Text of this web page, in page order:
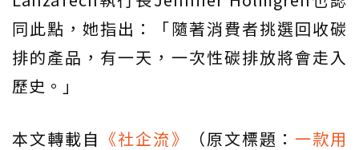
同此點，她指出：「隨著消費者挑選回收碳
排的產品，有一天，一次性碳排放將會走入
歷史。」
本文轉載自 《社企流》 （原文標題： 一款用